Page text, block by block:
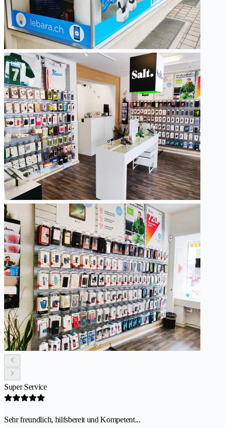
Super Service
Sehr freundlich, hilfsbereit und Kompetent...